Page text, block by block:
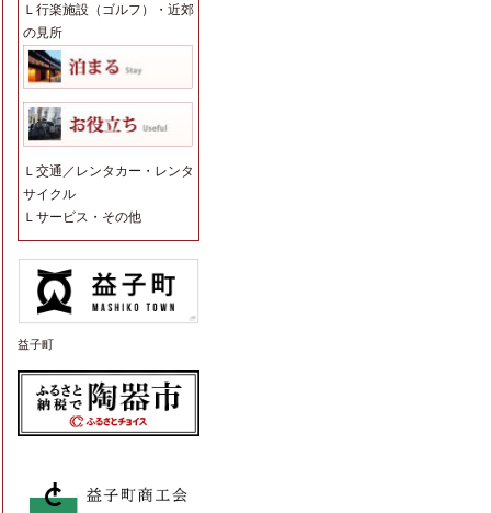
Ｌ 行楽施設（ゴルフ）・近郊
の見所
Ｌ 交通／レンタカー・レンタ
サイクル
Ｌ サービス・その他
益子町